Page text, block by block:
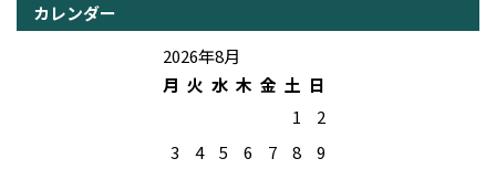
カレンダー
2026年8月
月 火 水 木 金 土 日
1
2
3
4 5 6 7 8
9